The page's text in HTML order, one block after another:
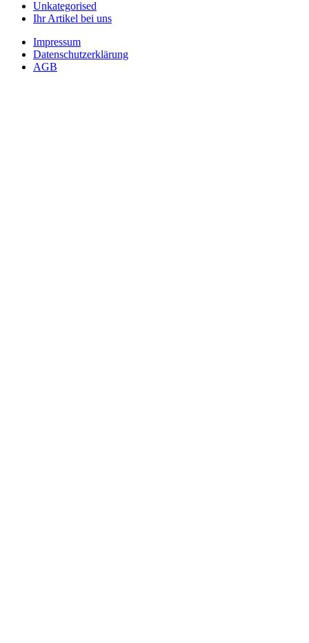
Unkategorised
Ihr Artikel bei uns
Impressum
Datenschutzerklärung
AGB